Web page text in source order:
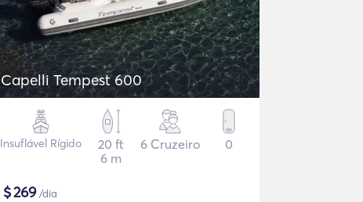
Capelli Tempest 600
Insuflável Rígido
20 ft
6 m
6 Cruzeiro 0
$269/dia